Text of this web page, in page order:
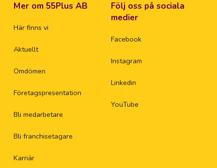
Mer om 55Plus AB
Här finns vi
Aktuellt
Omdömen
Företagspresentation
Bli medarbetare
Bli franchisetagare
Karriär
Följ oss på sociala
medier
Facebook
Instagram
Linkedin
YouTube